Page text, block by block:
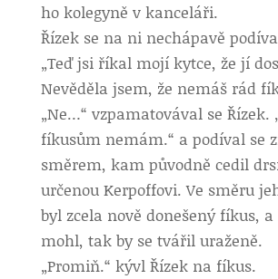
ho kolegyně v kanceláři.
Řízek se na ni nechápavě
„Teď jsi říkal mojí kytce, že jí
Nevěděla jsem, že nemáš rád
„Ne…“ vzpamatovával se Řízek.
fíkusům nemám.“ a podíval se
směrem, kam původně cedil
určenou Kerpoffovi. Ve směru
byl zcela nově donešený fíkus,
mohl, tak by se tvářil uraženě.
„Promiň.“ kývl Řízek na fíkus.